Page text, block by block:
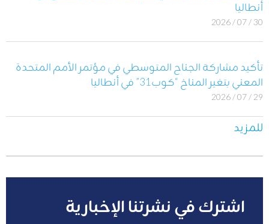
أنطاليا
30 / 07 / 2026
تأكيد مشاركة الجناح المتوسطي في مؤتمر الأمم المتحدة
المعني بتغير المناخ “كوب31” في أنطاليا
29 / 07 / 2026
للمزيد
اشترك في نشرتنا الإخبارية